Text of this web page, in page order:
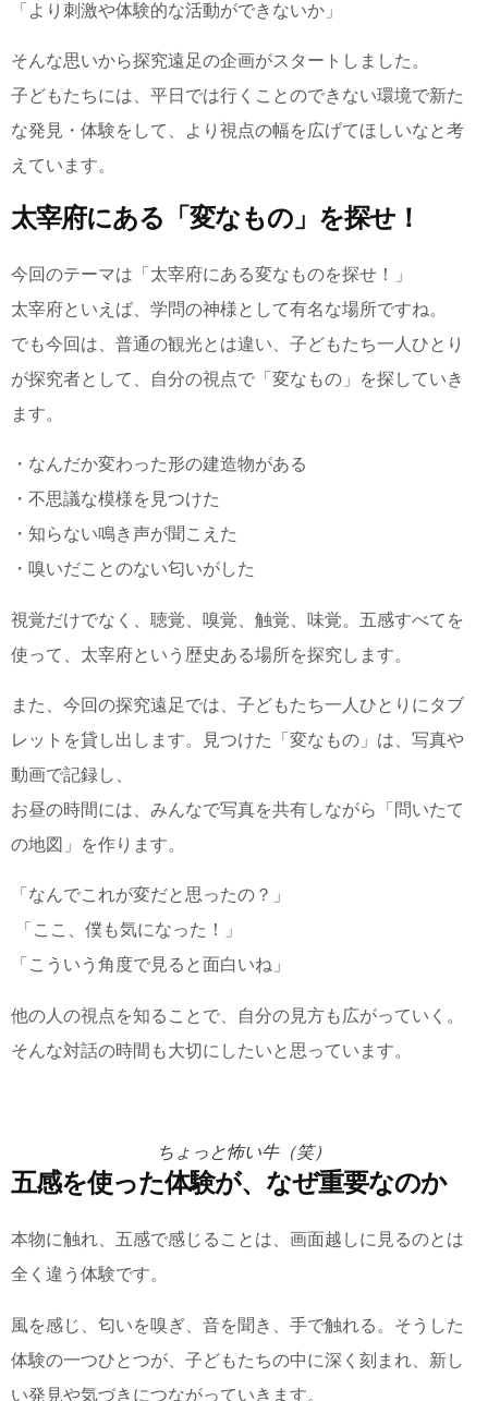
「より刺激や体験的な活動ができないか」
そんな思いから探究遠足の企画がスタートしました。
子どもたちには、平日では行くことのできない環境で新た
な発見・体験をして、より視点の幅を広げてほしいなと考
えています。
太宰府にある「変なもの」を探せ！
今回のテーマは「太宰府にある変なものを探せ！」
太宰府といえば、学問の神様として有名な場所ですね。
でも今回は、普通の観光とは違い、子どもたち一人ひとり
が探究者として、自分の視点で「変なもの」を探していき
ます。
・なんだか変わった形の建造物がある
・不思議な模様を見つけた
・知らない鳴き声が聞こえた
・嗅いだことのない匂いがした
視覚だけでなく、聴覚、嗅覚、触覚、味覚。五感すべてを
使って、太宰府という歴史ある場所を探究します。
また、今回の探究遠足では、子どもたち一人ひとりにタブ
レットを貸し出します。見つけた「変なもの」は、写真や
動画で記録し、
お昼の時間には、みんなで写真を共有しながら「問いたて
の地図」を作ります。
「なんでこれが変だと思ったの？」
「ここ、僕も気になった！」
「こういう角度で見ると面白いね」
他の人の視点を知ることで、自分の見方も広がっていく。
そんな対話の時間も大切にしたいと思っています。
ちょっと怖い牛（笑）
五感を使った体験が、なぜ重要なのか
本物に触れ、五感で感じることは、画面越しに見るのとは
全く違う体験です。
風を感じ、匂いを嗅ぎ、音を聞き、手で触れる。そうした
体験の一つひとつが、子どもたちの中に深く刻まれ、新し
い発見や気づきにつながっていきます。